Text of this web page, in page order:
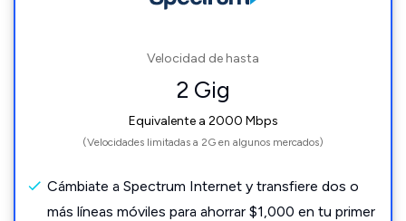
Velocidad de hasta
2 Gig
Equivalente a 2000 Mbps
(Velocidades limitadas a 2G en algunos mercados)
Cámbiate a Spectrum Internet y transfiere dos o
más líneas móviles para ahorrar $1,000 en tu primer